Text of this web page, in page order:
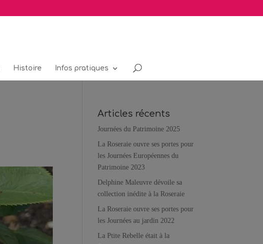
Histoire Infos pratiques
Articles récents
Journées du Patrimoine 2025
La Roseraie ouvre ses portes pour
les Journées Européennes du
Patrimoine 2023
Delphine Maleuvre dévoile sa
collection inédite à la Roseraie
La Roseraie ouvre ses portes pour
les Journées au jardin 2022
La Ptite Rebelle était à la